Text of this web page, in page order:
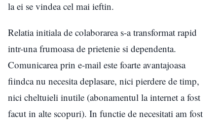
la ei se vindea cel mai ieftin.
Relatia initiala de colaborarea s-a transformat rapid
intr-una frumoasa de prietenie si dependenta.
Comunicarea prin e-mail este foarte avantajoasa
fiindca nu necesita deplasare, nici pierdere de timp,
nici cheltuieli inutile (abonamentul la internet a fost
facut in alte scopuri). In functie de necesitati am fost